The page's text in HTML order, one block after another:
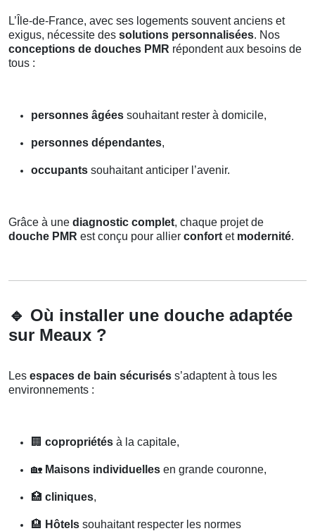
L’Île-de-France, avec ses logements souvent anciens et
exigus, nécessite des solutions personnalisées. Nos
conceptions de douches PMR répondent aux besoins de
tous :
personnes âgées souhaitant rester à domicile,
personnes dépendantes,
occupants souhaitant anticiper l’avenir.
Grâce à une diagnostic complet, chaque projet de
douche PMR est conçu pour allier confort et modernité.
🔹 Où installer une douche adaptée
sur Meaux ?
Les espaces de bain sécurisés s’adaptent à tous les
environnements :
🏢 copropriétés à la capitale,
🏡 Maisons individuelles en grande couronne,
🏥 cliniques,
🏨 Hôtels souhaitant respecter les normes